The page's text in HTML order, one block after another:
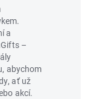
a
–
abychom
ať už
akcí.